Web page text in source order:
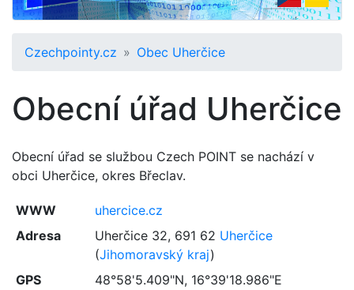
Czechpointy.cz Obec Uherčice
Obecní úřad Uherčice
Obecní úřad se službou Czech POINT se nachází v
obci Uherčice, okres Břeclav.
WWW
uhercice.cz
Adresa
Uherčice 32, 691 62 Uherčice
(Jihomoravský kraj)
GPS
48°58'5.409"N, 16°39'18.986"E